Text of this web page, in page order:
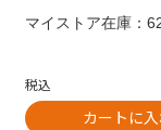
マイストア在庫：
税込
カートに